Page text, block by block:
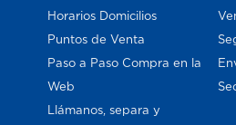
Horarios Domicilios
Puntos de Venta
Paso a Paso Compra en la
Web
Llámanos, separa y